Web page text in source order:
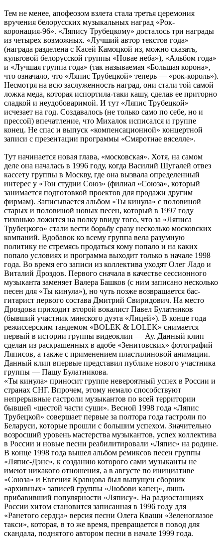
Тем не менее, апофеозом взлета стала третья церемония
вручения белорусских музыкальных наград «Рок-
коронация-96». «Ляпису Трубецкому» досталось три награды
из четырех возможных. «Лучший автор текстов года»
(награда разделена с Касей Камоцкой из, можно сказать,
культовой белорусской группы «Новае неба»), «Альбом года»
и «Лучшая группа года» (так называемая «Большая корона»,
что означало, что «Ляпис Трубецкой» теперь — «рок-король»).
Несмотря на всю заслуженность наград, они стали той самой
ложка меда, которая испортила-таки кашу, сделав ее приторно
сладкой и неудобоваримой. И тут «Ляпис Трубецкой»
исчезает на год. Создавалось (не только само по себе, но и
прессой) впечатление, что Михалок исписался и группе
конец. Не спас и выпуск «компенсационной» концертной
записи с презентации программы «Смяротнае вяселле».
Тут начинается новая глава, «московская». Хотя, на самом
деле она началась в 1996 году, когда Василий Шугалей отвез
кассету группы в Москву, где она вызвала определенный
интерес у «Тон студии Союз» (филиал «Союза», который
занимается подготовкой проектов для продажи другим
фирмам). Записывается альбом «Ты кинула» с половиной
старых и половиной новых песен, который в 1997 году
тихонько ложится на полку ввиду того, что за «Ляписа
Трубецкого» стали вести борьбу сразу несколько московских
компаний. Вдобавок ко всему группа вела разумную
политику не стремясь продаться кому попало и на каких
попало условиях и программа выходит только в начале 1998
года. Во время его записи из коллектива уходят Олег Ладо и
Виталий Дроздов. Первого сначала в качестве сессионного
музыканта заменяет Валера Башков (с ним записано несколько
песен для «Ты кинула»), но чуть позже возвращается бас-
гитарист первого состава Дмитрий Свиридович. На место
Дроздова приходит второй вокалист Павел Булатников
(бывший участник минского дуэта «Лицей»). В конце года
режиссерским тандемом «BOLEK & LOLEK» снимается
первый в истории группы видеоклип — Ау. Данный клип
сделан из раскрашенных в адобе «Зенитовских» фотографий
Ляписов, а также с применением пластилиновой анимации.
Данный клип впервые представил публике нового участника
группы — Пашу Булатникова.
«Ты кинула» приносит группе невероятный успех в России и
странах СНГ. Впрочем, этому немало способствуют
непрерывные гастроли музыкантов по всей территории
бывшей «шестой части суши». Весной 1998 года «Ляпис
Трубецкой» совершает первые за полтора года гастроли по
Беларуси, которые прошли с большим успехом. Значительно
возросший уровень мастерства музыкантов, успех коллектива
в России и новые песни реабилитировали «Ляпис» на родине.
В конце 1998 года вышел альбом ремиксов песен группы
«Ляпис-Дэнс», к созданию которого сами музыканты не
имеют никакого отношения, а в августе по инициативе
«Союза» и Евгения Кравцова был выпущен сборник
«архивных» записей группы «Любови капец», лишь
прибавивший популярности «Ляпису». На радиостанциях
России хитом становится записанная в 1996 году для
«Ранетого сердца» версия песни Олега Кваши «Зеленоглазое
такси», которая, в то же время, превращается в повод для
скандала, поднятого автором песни в начале 1999 года.